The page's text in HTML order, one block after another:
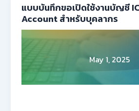
แบบบันทึกขอเปิดใช้งานบัญชี
Account สำหรับบุคลากร
May 1, 2025